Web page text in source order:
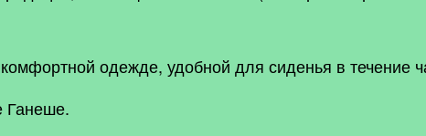
одежде, удобной для сиденья в течение
Ганеше.